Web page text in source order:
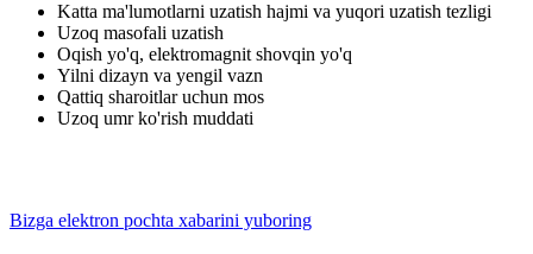
Katta ma'lumotlarni uzatish hajmi va yuqori uzatish tezligi
Uzoq masofali uzatish
Oqish yo'q, elektromagnit shovqin yo'q
Yilni dizayn va yengil vazn
Qattiq sharoitlar uchun mos
Uzoq umr ko'rish muddati
Bizga elektron pochta xabarini yuboring